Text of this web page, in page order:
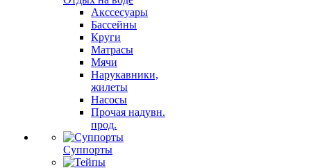
Акссесуары
Бассейны
Круги
Матрасы
Мячи
Нарукавники,
жилеты
Насосы
Прочая надувн.
прод.
Суппорты